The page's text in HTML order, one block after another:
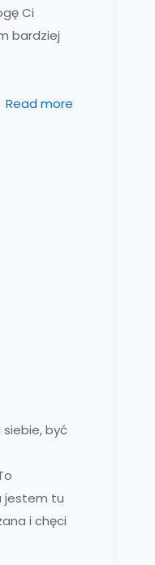
Ci
bardziej
Read more
być
jestem tu
i chęci